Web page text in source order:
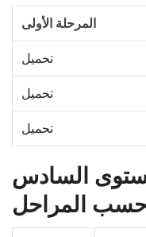
المرحلة الأولى
تحميل
تحميل
تحميل
السادس
حسب المراحل